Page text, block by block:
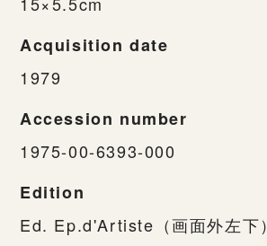
Acquisition date
1979
Accession number
1975-00-6393-000
Edition
Ed. Ep.d'Artiste（画面外左下）